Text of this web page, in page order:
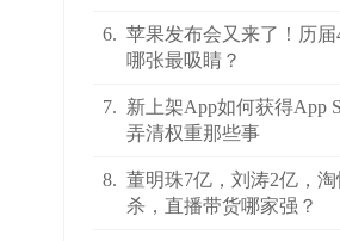
6. 苹果发布会又来了！历届
哪张最吸睛？
7. 新上架App如何获得App
弄清权重那些事
8. 董明珠7亿，刘涛2亿，淘
杀，直播带货哪家强？